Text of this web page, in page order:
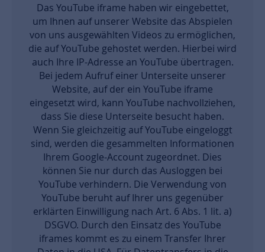
Das YouTube iframe haben wir eingebettet,
um Ihnen auf unserer Website das Abspielen
von uns ausgewählten Videos zu ermöglichen,
die auf YouTube gehostet werden. Hierbei wird
auch Ihre IP-Adresse an YouTube übertragen.
Bei jedem Aufruf einer Unterseite unserer
Website, auf der ein YouTube iframe
eingesetzt wird, kann YouTube nachvollziehen,
dass Sie diese Unterseite besucht haben.
Wenn Sie gleichzeitig auf YouTube eingeloggt
sind, werden die gesammelten Informationen
Ihrem Google-Account zugeordnet. Dies
können Sie nur durch das Ausloggen bei
YouTube verhindern. Die Verwendung von
YouTube beruht auf Ihrer uns gegenüber
erklärten Einwilligung nach Art. 6 Abs. 1 lit. a)
DSGVO. Durch den Einsatz des YouTube
iframes kommt es zu einem Transfer Ihrer